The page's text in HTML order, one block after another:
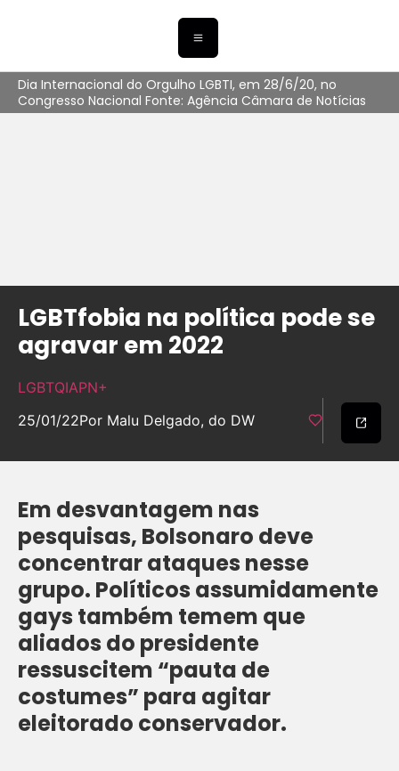
Dia Internacional do Orgulho LGBTI, em 28/6/20, no
Congresso Nacional Fonte: Agência Câmara de Notícias
LGBTfobia na política pode se
agravar em 2022
LGBTQIAPN+
25/01/22Por Malu Delgado, do DW
Em desvantagem nas
pesquisas, Bolsonaro deve
concentrar ataques nesse
grupo. Políticos assumidamente
gays também temem que
aliados do presidente
ressuscitem “pauta de
costumes” para agitar
eleitorado conservador.